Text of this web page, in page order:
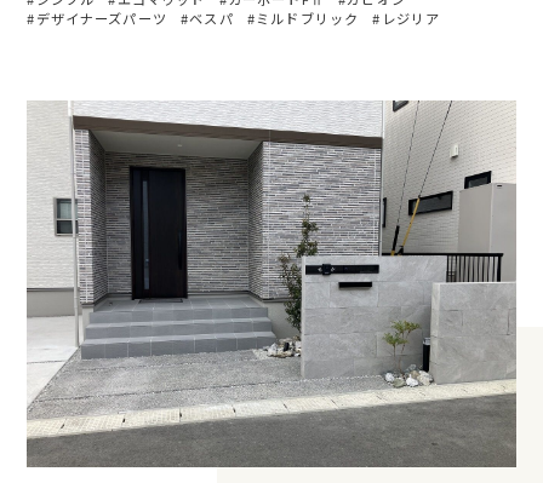
デザイナーズパーツ
ベスパ ミルドブリック レジリア